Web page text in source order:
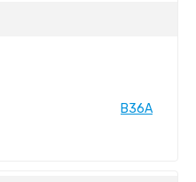
B36A